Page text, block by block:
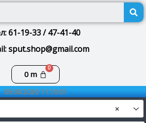
61-19-33 / 47-41-40
sput.shop@gmail.com
0m
Корзина
09.08.2026 11:10:01
×